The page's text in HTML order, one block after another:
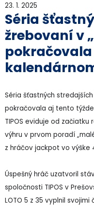
23. 1. 2025
Séria
žrebovaní v
Séria šťastných
pokračovala aj tento
TIPOS eviduje od
výhru v prvom poradí
z hráčov jackpot vo výške
Úspešný hráč uzatvoril
spoločnosti TIPOS v
LOTO 5 z 35 vyplnil